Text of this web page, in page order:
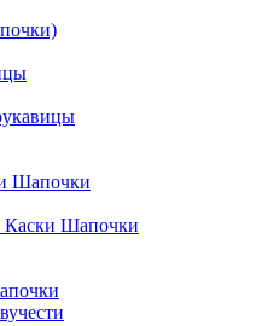
Шапочки
Шапочки